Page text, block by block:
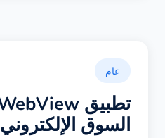
عام
السوق الإلكتروني